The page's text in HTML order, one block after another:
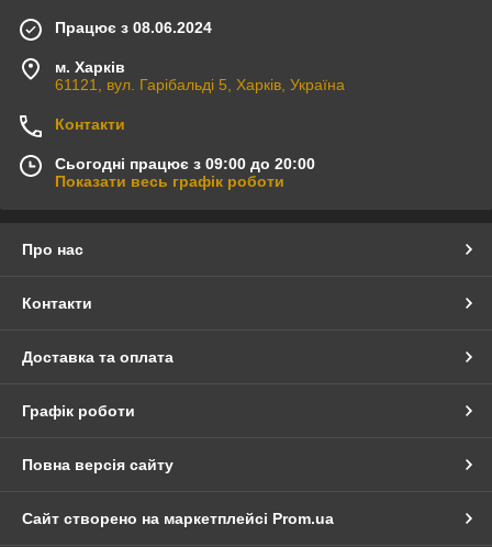
Працює з 08.06.2024
м. Харків
61121, вул. Гарібальді 5, Харків, Україна
Контакти
Сьогодні працює з 09:00 до 20:00
Показати весь графік роботи
Про нас
Контакти
Доставка та оплата
Графік роботи
Повна версія сайту
Сайт створено на маркетплейсі Prom.ua